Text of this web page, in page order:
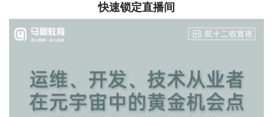
快速锁定直播间